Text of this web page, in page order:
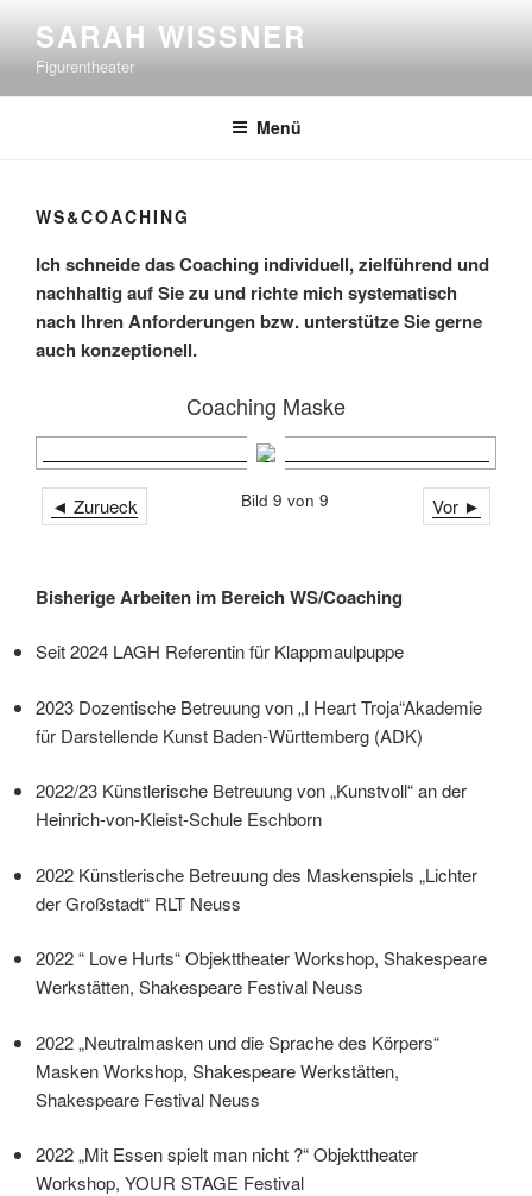
Inhalt
springen
SARAH WISSNER
Figurentheater
Menü
WS&COACHING
Ich schneide das Coaching individuell, zielführend und
nachhaltig auf Sie zu und richte mich systematisch
nach Ihren Anforderungen bzw. unterstütze Sie gerne
auch konzeptionell.
Coaching Maske
◄ Zurueck Vor ►
Bild 9 von 9
Bisherige Arbeiten im Bereich WS/Coaching
Seit 2024 LAGH Referentin für Klappmaulpuppe
2023 Dozentische Betreuung von „I Heart Troja“Akademie
für Darstellende Kunst Baden-Württemberg (ADK)
2022/23 Künstlerische Betreuung von „Kunstvoll“ an der
Heinrich-von-Kleist-Schule Eschborn
2022 Künstlerische Betreuung des Maskenspiels „Lichter
der Großstadt“ RLT Neuss
2022 “ Love Hurts“ Objekttheater Workshop, Shakespeare
Werkstätten, Shakespeare Festival Neuss
2022 „Neutralmasken und die Sprache des Körpers“
Masken Workshop, Shakespeare Werkstätten,
Shakespeare Festival Neuss
2022 „Mit Essen spielt man nicht ?“ Objekttheater
Workshop, YOUR STAGE Festival